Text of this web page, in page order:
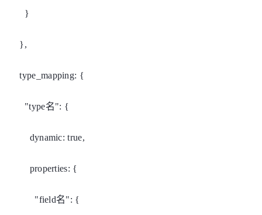
}
},
type_mapping: {
"type名": {
dynamic: true,
properties: {
"field名": {